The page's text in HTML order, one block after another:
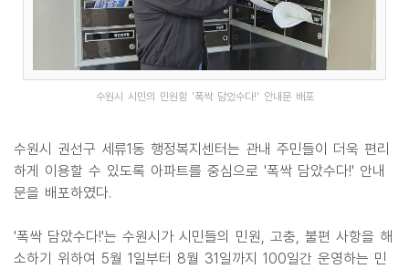
수원시 시민의 민원함 '폭싹 담았수다!' 안내문 배포
수원시 권선구 세류1동 행정복지센터는 관내 주민들이 더욱 편리
하게 이용할 수 있도록 아파트를 중심으로 '폭싹 담았수다!' 안내
문을 배포하였다.
'폭싹 담았수다!'는 수원시가 시민들의 민원, 고충, 불편 사항을 해
소하기 위하여 5월 1일부터 8월 31일까지 100일간 운영하는 민